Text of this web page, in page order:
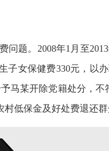
题。2008年1月至
子女保健费330元，以
马某开除党籍处分，
低保金及好处费退还群